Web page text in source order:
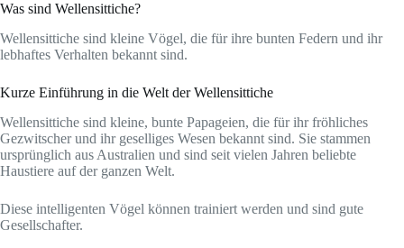
Was sind Wellensittiche?
Wellensittiche sind kleine Vögel, die für ihre bunten Federn und ihr
lebhaftes Verhalten bekannt sind.
Kurze Einführung in die Welt der Wellensittiche
Wellensittiche sind kleine, bunte Papageien, die für ihr fröhliches
Gezwitscher und ihr geselliges Wesen bekannt sind. Sie stammen
ursprünglich aus Australien und sind seit vielen Jahren beliebte
Haustiere auf der ganzen Welt.
Diese intelligenten Vögel können trainiert werden und sind gute
Gesellschafter.